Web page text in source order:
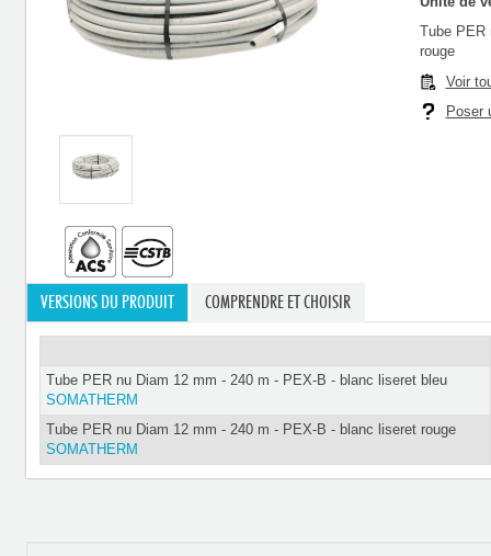
Tube PER
rouge
Voir
Poser
VERSIONS DU PRODUIT COMPRENDRE ET CHOISIR
Tube PER nu Diam 12 mm - 240 m - PEX-B - blanc liseret bleu
SOMATHERM
Tube PER nu Diam 12 mm - 240 m - PEX-B - blanc liseret rouge
SOMATHERM